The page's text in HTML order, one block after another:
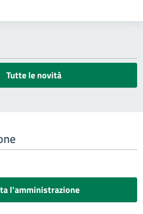
Tutte le novità
l’amministrazione